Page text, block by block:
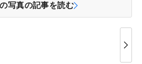
写真の記事を読む